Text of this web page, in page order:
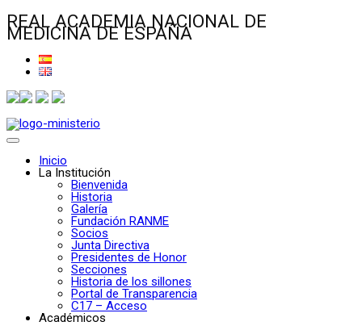
REAL ACADEMIA NACIONAL DE
MEDICINA DE ESPAÑA
Inicio
La Institución
Bienvenida
Historia
Galería
Fundación RANME
Socios
Junta Directiva
Presidentes de Honor
Secciones
Historia de los sillones
Portal de Transparencia
C17 – Acceso
Académicos